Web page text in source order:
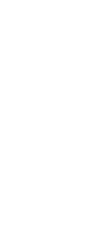
e
de
de
de